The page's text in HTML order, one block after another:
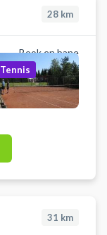
28 km
Book en bane
Tennis
31 km